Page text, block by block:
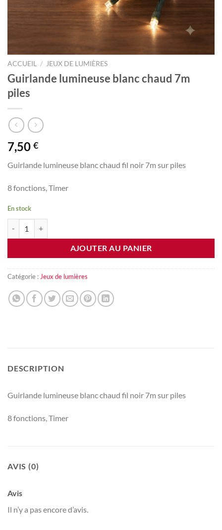
ACCUEIL / JEUX DE LUMIÈRES
Guirlande lumineuse blanc chaud 7m
piles
7,50 €
Guirlande lumineuse blanc chaud fil noir 7m sur piles
8 fonctions, Timer
En stock
AJOUTER AU PANIER
Catégorie : Jeux de lumières
DESCRIPTION
Guirlande lumineuse blanc chaud fil noir 7m sur piles
8 fonctions, Timer
AVIS (0)
Avis
Il n’y a pas encore d’avis.